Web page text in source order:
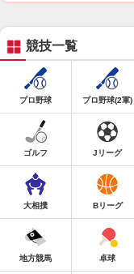
競技一覧
プロ野球 プロ野球(2軍)
ゴルフ Jリーグ
大相撲 Bリーグ
地方競馬 卓球